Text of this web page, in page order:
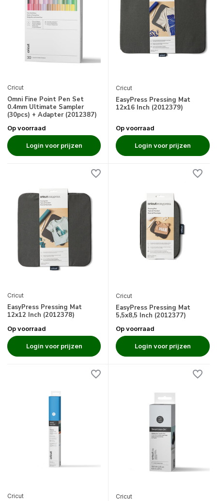
Cricut
Omni Fine Point Pen Set
0.4mm Ultimate Sampler
(30pcs) + Adapter (2012387)
Op voorraad
Login voor prijzen
Cricut
EasyPress Pressing Mat
12x16 Inch (2012379)
Op voorraad
Login voor prijzen
Cricut
EasyPress Pressing Mat
12x12 Inch (2012378)
Op voorraad
Login voor prijzen
Cricut
EasyPress Pressing Mat
5,5x8,5 Inch (2012377)
Op voorraad
Login voor prijzen
Cricut Cricut